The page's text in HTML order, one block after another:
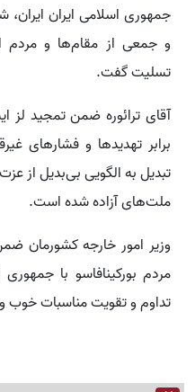
جمهوری اسلامی ایران
و جمعی از مقام‌ها و مردم
تسلیت گفت.
آقای ترائوره ضمن تمجید لز
برابر تهدیدها و فشارهای
تبدیل به الگویی بی‌بدیل از
ملت‌های آزاده شده است.
وزیر امور خارجه کشورمان
مردم بورکینافاسو با جمهوری
تداوم و تقویت مناسبات خوب و